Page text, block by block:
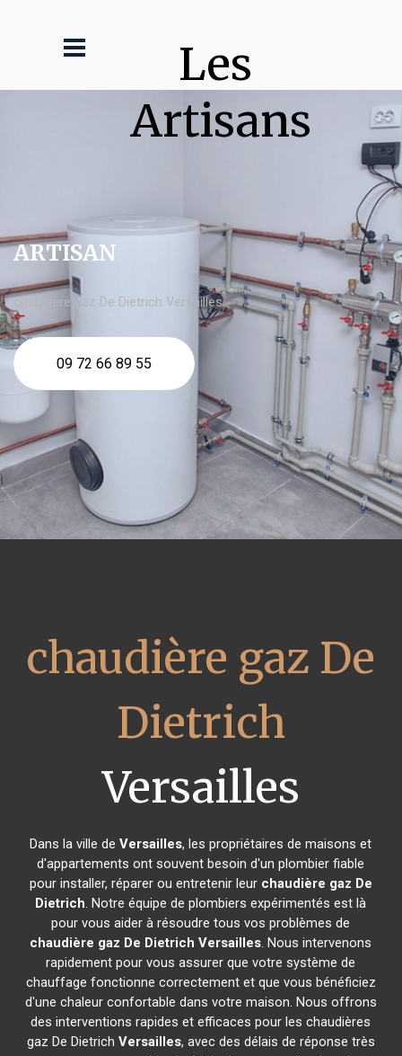
Les
Artisans
ARTISAN
chaudière gaz De Dietrich Versailles
09 72 66 89 55
chaudière gaz De
Dietrich
Versailles
Dans la ville deVersailles, les propriétaires de maisons et
d'appartements ont souvent besoin d'un plombier fiable
pour installer, réparer ou entretenir leur chaudière gaz De
Dietrich. Notre équipe de plombiers expérimentés est là
pour vous aider à résoudre tous vos problèmes de
chaudière gaz De Dietrich Versailles. Nous intervenons
rapidement pour vous assurer que votre système de
chauffage fonctionne correctement et que vous bénéficiez
d'une chaleur confortable dans votre maison. Nous offrons
des interventions rapides et efficaces pour les chaudières
gaz De Dietrich Versailles, avec des délais de réponse très